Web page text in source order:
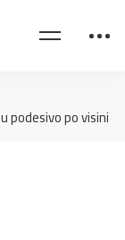
podesivo po visini